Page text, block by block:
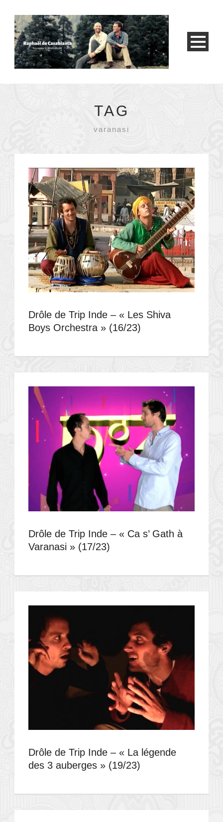
TAG
varanasi
Drôle de Trip Inde – « Les Shiva
Boys Orchestra » (16/23)
Drôle de Trip Inde – « Ca s’ Gath à
Varanasi » (17/23)
Drôle de Trip Inde – « La légende
des 3 auberges » (19/23)